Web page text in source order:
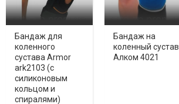
Бандаж для
коленного
сустава Armor
ark2103 (с
силиконовым
кольцом и
спиралями)
Бандаж на
коленный сустав
Алком 4021